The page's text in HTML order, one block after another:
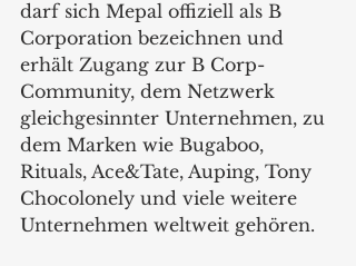
darf sich Mepal offiziell als B
Corporation bezeichnen und
erhält Zugang zur B Corp-
Community, dem Netzwerk
gleichgesinnter Unternehmen, zu
dem Marken wie Bugaboo,
Rituals, Ace&Tate, Auping, Tony
Chocolonely und viele weitere
Unternehmen weltweit gehören.